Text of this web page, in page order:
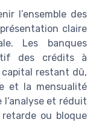
l’ensemble des
claire
Les banques
des crédits à
capital restant dû,
et la mensualité
et réduit
ou bloque